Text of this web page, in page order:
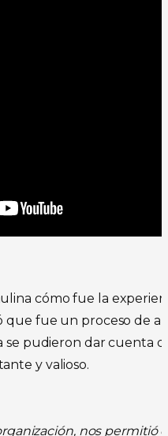
cómo fue la
que fue un proceso de
se pudieron dar cuenta
y valioso.
nos permitió